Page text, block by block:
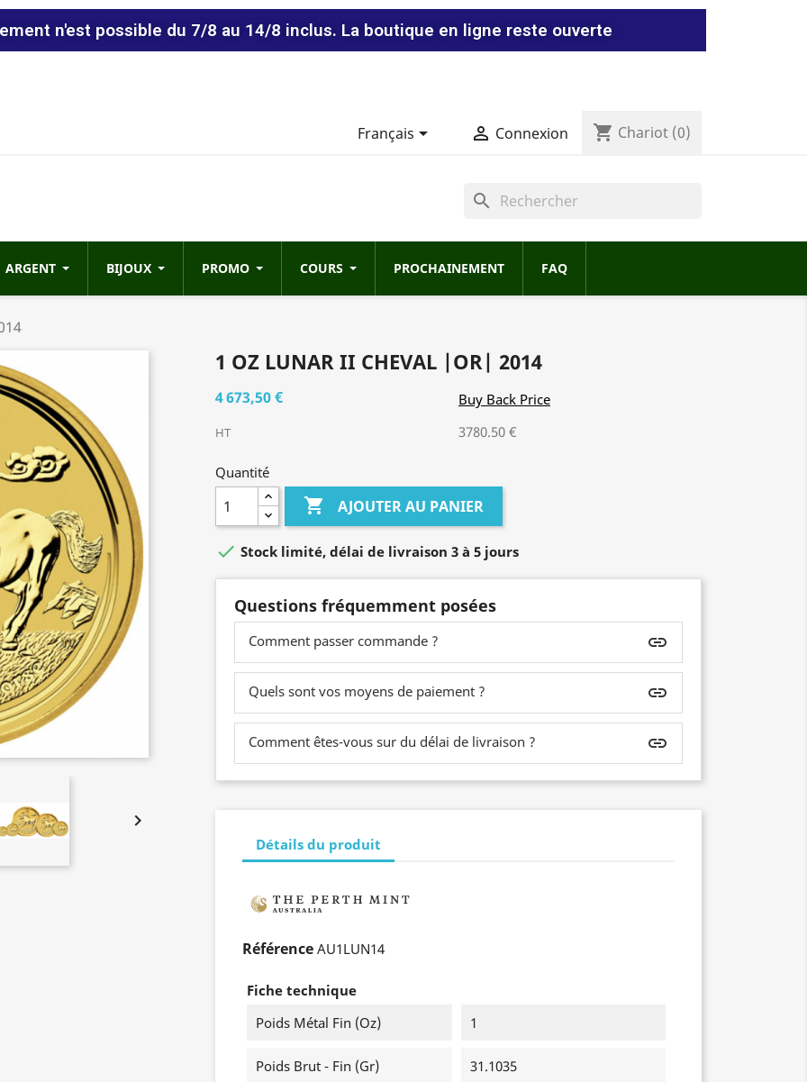
n'est possible du 7/8 au 14/8 inclus. La boutique en ligne reste ouverte
Français  Connexion shopping_cart Chariot (0)
search
ARGENT BIJOUX PROMO COURS PROCHAINEMENT FAQ

1 OZ LUNAR II CHEVAL |OR| 2014
4 673,50 €
Buy Back Price
3780.50 €
HT
Quantité
 AJOUTER AU PANIER
 Stock limité, délai de livraison 3 à 5 jours
Questions fréquemment posées
Comment passer commande ? insert_link
Quels sont vos moyens de paiement ? insert_link
Comment êtes-vous sur du délai de livraison ? insert_link
Détails du produit
Référence AU1LUN14
Fiche technique
Poids Métal Fin (oz)
1
Poids Brut - Fin (gr) 31.1035